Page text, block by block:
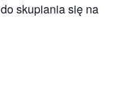
skupiania się na